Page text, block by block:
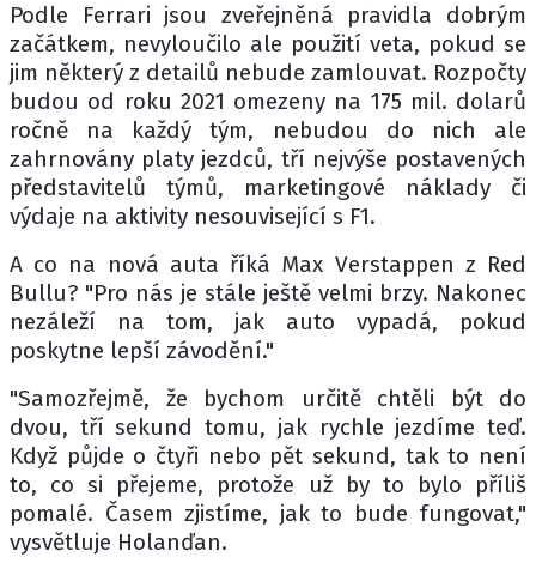
Podle Ferrari jsou zveřejněná pravidla dobrým
začátkem, nevyloučilo ale použití veta, pokud se
jim některý z detailů nebude zamlouvat. Rozpočty
budou od roku 2021 omezeny na 175 mil. dolarů
ročně na každý tým, nebudou do nich ale
zahrnovány platy jezdců, tří nejvýše postavených
představitelů týmů, marketingové náklady či
výdaje na aktivity nesouvisející s F1.
A co na nová auta říká Max Verstappen z Red
Bullu? "Pro nás je stále ještě velmi brzy. Nakonec
nezáleží na tom, jak auto vypadá, pokud
poskytne lepší závodění."
"Samozřejmě, že bychom určitě chtěli být do
dvou, tří sekund tomu, jak rychle jezdíme teď.
Když půjde o čtyři nebo pět sekund, tak to není
to, co si přejeme, protože už by to bylo příliš
pomalé. Časem zjistíme, jak to bude fungovat,"
vysvětluje Holanďan.